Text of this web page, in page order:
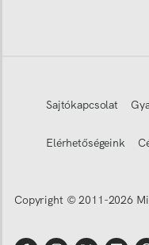
Sajtókapcsolat
Elérhetőségeink
Copyright © 2011-2026